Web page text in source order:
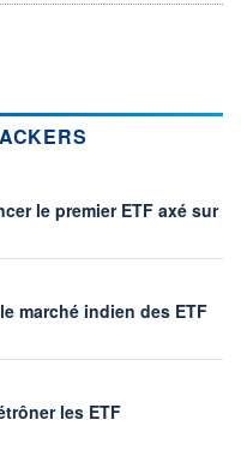
le premier ETF axé sur
par
marché indien des ETF
par
les ETF